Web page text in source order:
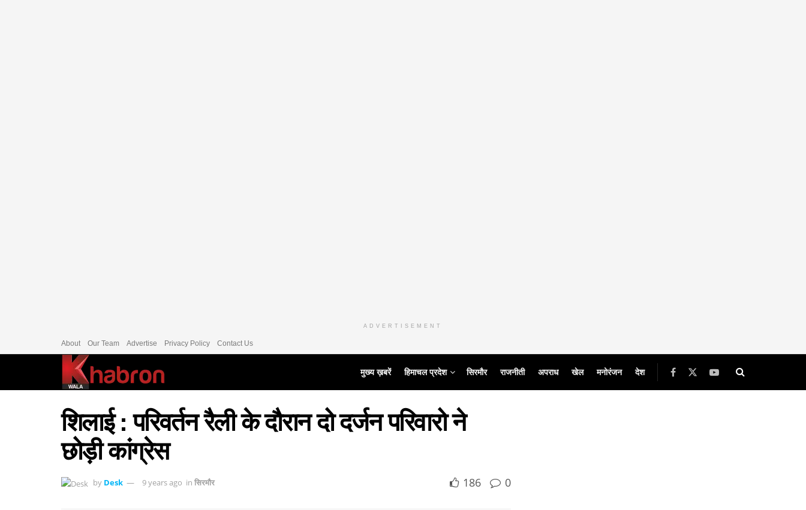
ADVERTISEMENT
About Our Team Advertise Privacy Policy Contact Us
मुख्य ख़बरें हिमाचल प्रदेश सिरमौर राजनीती अपराध खेल मनोरंजन देश
शिलाई : परिवर्तन रैली के दौरान दो दर्जन परिवारो ने
छोड़ी कांग्रेस
by Desk 9 years ago in सिरमौर 186 0